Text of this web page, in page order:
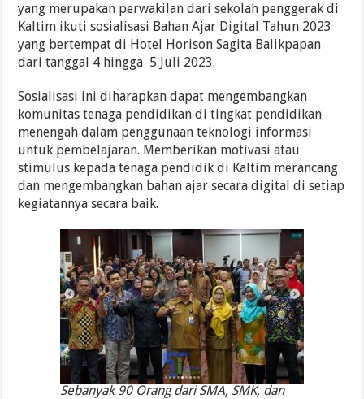
yang merupakan perwakilan dari sekolah penggerak di
Kaltim ikuti sosialisasi Bahan Ajar Digital Tahun 2023
yang bertempat di Hotel Horison Sagita Balikpapan
dari tanggal 4 hingga 5 Juli 2023.
Sosialisasi ini diharapkan dapat mengembangkan
komunitas tenaga pendidikan di tingkat pendidikan
menengah dalam penggunaan teknologi informasi
untuk pembelajaran. Memberikan motivasi atau
stimulus kepada tenaga pendidik di Kaltim merancang
dan mengembangkan bahan ajar secara digital di setiap
kegiatannya secara baik.
Sebanyak 90 Orang dari SMA, SMK, dan